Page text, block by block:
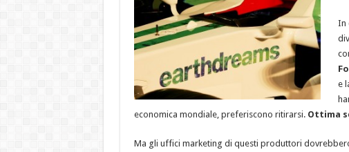
In
e
economica mondiale, preferiscono ritirarsi. Ottima
Ma gli uffici marketing di questi produttori